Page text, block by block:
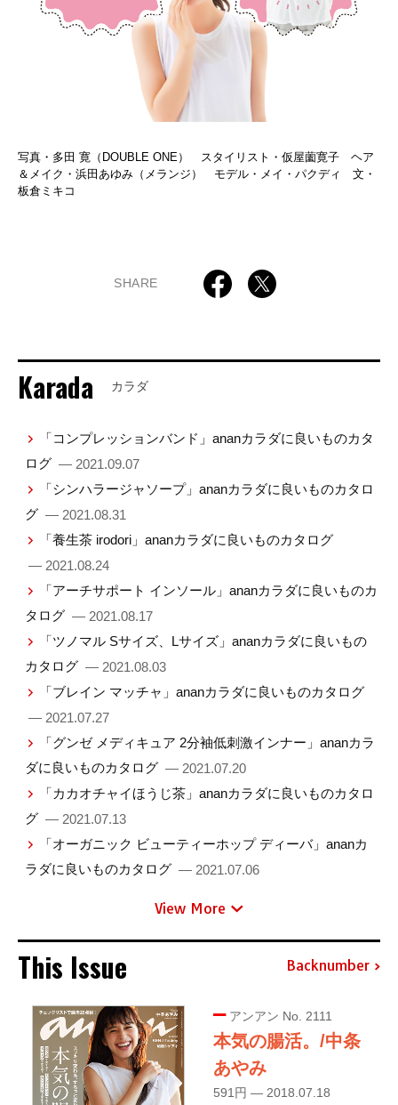
写真・多田 寛（DOUBLE ONE） スタイリスト・仮屋薗寛子 ヘア
＆メイク・浜田あゆみ（メランジ） モデル・メイ・パクディ 文・
板倉ミキコ
SHARE
Karada カラダ
「コンプレッションバンド」ananカラダに良いものカタ
ログ — 2021.09.07
「シンハラージャソープ」ananカラダに良いものカタロ
グ — 2021.08.31
「養生茶 irodori」ananカラダに良いものカタログ
— 2021.08.24
「アーチサポート インソール」ananカラダに良いものカ
タログ — 2021.08.17
「ツノマル Sサイズ、Lサイズ」ananカラダに良いもの
カタログ — 2021.08.03
「ブレイン マッチャ」ananカラダに良いものカタログ
— 2021.07.27
「グンゼ メディキュア 2分袖低刺激インナー」ananカラ
ダに良いものカタログ — 2021.07.20
「カカオチャイほうじ茶」ananカラダに良いものカタロ
グ — 2021.07.13
「オーガニック ビューティーホップ ディーバ」ananカ
ラダに良いものカタログ — 2021.07.06
View More
This Issue Backnumber
アンアン No. 2111
本気の腸活。/中条
あやみ
591円 — 2018.07.18